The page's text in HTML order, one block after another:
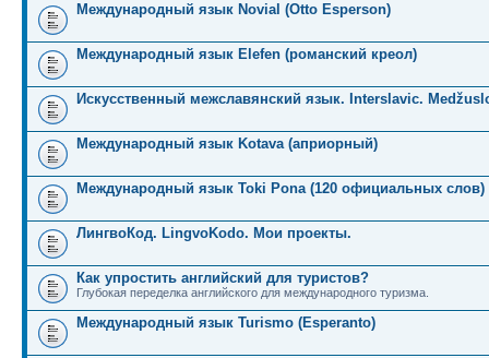
Международный язык Novial (Otto Esperson)
Международный язык Elefen (романский креол)
Искусственный межславянский язык. Interslavic.
Международный язык Kotava (априорный)
Международный язык Toki Pona (120 официальных слов)
ЛингвоКод. LingvoKodo. Мои проекты.
Как упростить английский для туристов?
Глубокая переделка английского для международного туризма.
Международный язык Turismo (Esperanto)